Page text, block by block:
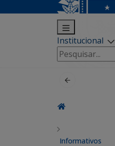
Institucional
Pesquisar
por:
Informativos